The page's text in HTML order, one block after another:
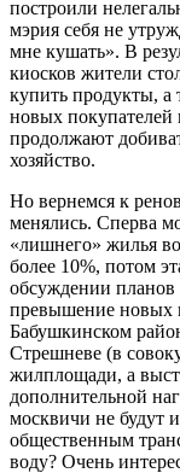
построили
мэрия себя не
мне кушать». В
киосков жители
купить продукты, а
новых покупателей
продолжают
хозяйство.
Но вернемся к
менялись. Сперва
«лишнего» жилья
более 10%, потом
обсуждении
превышение новых
Бабушкинском
Стрешневе (в
жилплощади, а
дополнительной
москвичи не будут
общественным
воду? Очень